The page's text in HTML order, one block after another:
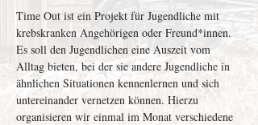
Time Out ist ein Projekt für Jugendliche mit
krebskranken Angehörigen oder Freund*innen.
Es soll den Jugendlichen eine Auszeit vom
Alltag bieten, bei der sie andere Jugendliche in
ähnlichen Situationen kennenlernen und sich
untereinander vernetzen können. Hierzu
organisieren wir einmal im Monat verschiedene